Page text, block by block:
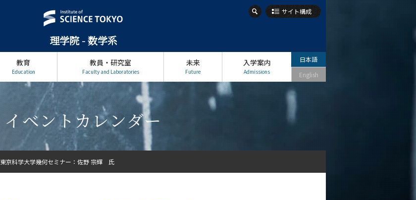
理学院 - 数学系
サイト構成
教育
Education
教員・研究室
Faculty and Laboratories
未来
Future
入学案内
Admissions
日本語
English
イベントカレンダー
東京科学大学幾何セミナー：佐野 宗輝 氏